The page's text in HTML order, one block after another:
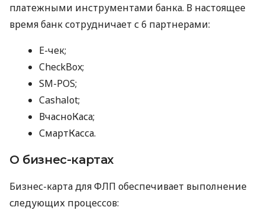
платежными инструментами банка. В настоящее
время банк сотрудничает с 6 партнерами:
E-чек;
CheckBox;
SM-POS;
Cashalot;
ВчасноКаса;
СмартКасса.
О бизнес-картах
Бизнес-карта для ФЛП обеспечивает выполнение
следующих процессов: